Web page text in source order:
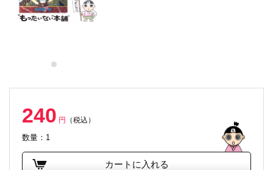
240 円 （税込）
数量：1
カートに入れる